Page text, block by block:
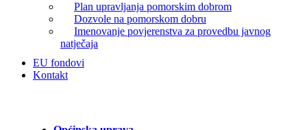
Plan upravljanja pomorskim dobrom
Dozvole na pomorskom dobru
Imenovanje povjerenstva za provedbu javnog
natječaja
EU fondovi
Kontakt